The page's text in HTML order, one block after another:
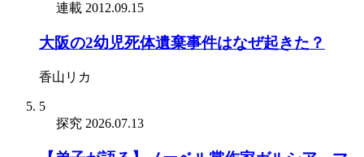
連載 2012.09.15
大阪の2幼児死体遺棄事件はなぜ起きた？
香山リカ
5
探究 2026.07.13